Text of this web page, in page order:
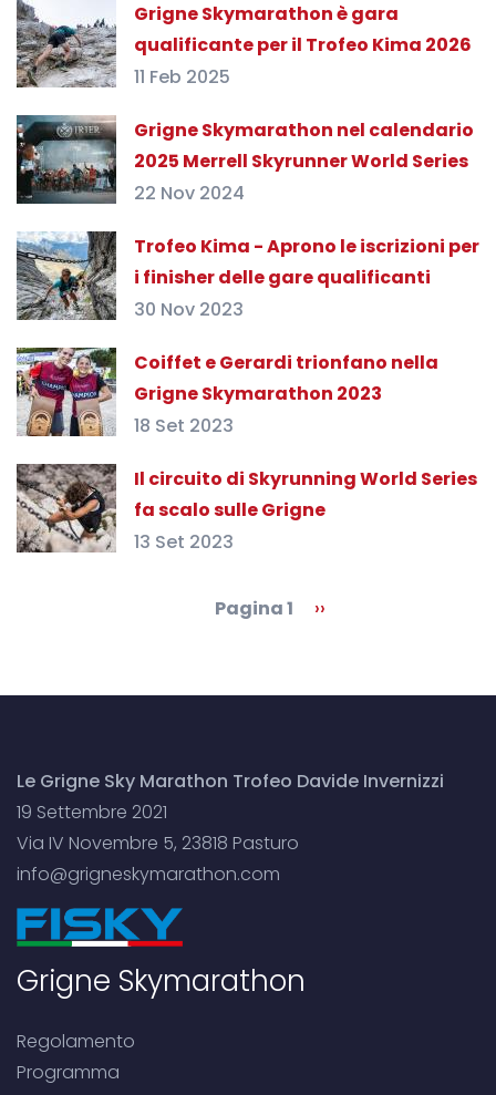
Grigne Skymarathon è gara
qualificante per il Trofeo Kima 2026
11 Feb 2025
Grigne Skymarathon nel calendario
2025 Merrell Skyrunner World Series
22 Nov 2024
Trofeo Kima - Aprono le iscrizioni per
i finisher delle gare qualificanti
30 Nov 2023
Coiffet e Gerardi trionfano nella
Grigne Skymarathon 2023
18 Set 2023
Il circuito di Skyrunning World Series
fa scalo sulle Grigne
13 Set 2023
Pagina 1
Pagina
››
Le Grigne Sky Marathon Trofeo Davide Invernizzi
19 Settembre 2021
Via IV Novembre 5, 23818 Pasturo
info@grigneskymarathon.com
Grigne Skymarathon
Regolamento
Programma